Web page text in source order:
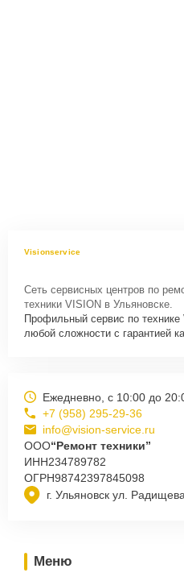
Visionservice
Сеть сервисных центров по
техники VISION в Ульяновске.
Профильный сервис по
любой сложности с гарантией
г. Ульяновск ул.
Ежедневно, с 10:00 до
+7 (958) 295-29-36
info@vision-service.ru
ООО“Ремонт техники”
ИНН234789782
ОГРН98742397845098
Меню